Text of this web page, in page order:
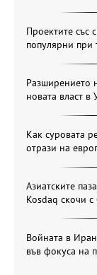
Проектите със
популярни при
Разширението
новата власт в
Как суровата
отрази на
Азиатските
Kosdaq скочи
Войната в
във фокуса на